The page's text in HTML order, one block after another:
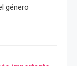
género